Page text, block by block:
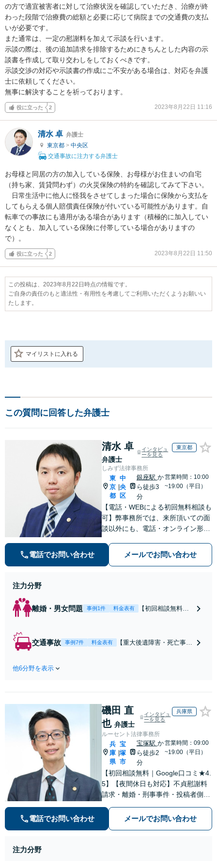
の方で適宜被害者に対して治療状況を確認していただき、治療が終
わった段階で治療費の総額と必要に応じて病院までの交通費の支払
いが必要です。
また通常は、一定の慰謝料を加えて示談を行います。
示談の際は、後の追加請求を排除するためにきちんとした内容の示
談書を作成して取り交わしをしておくべきです。
示談交渉の対応や示談書の作成にご不安がある場合は、対応を弁護
士に依頼してください。
無事に解決することを祈っております。
役に立った 2 2023年8月22日 11:16
清水 卓 弁護士
東京都 > 中央区
交通事故に注力する弁護士
お母様と同居の方の加入している保険、お母様がお住まいの自宅
（持ち家、賃貸問わず）の火災保険の特約を確認してみて下さい。
日常生活中に他人に怪我をさせてしまった場合に保険から支払を
してもらえる個人賠償責任保険が付いている可能性があります。自
転車での事故にも適用がある場合があります（積極的に加入してい
なくとも、加入している保険に付帯している場合がありますの
で）。
役に立った 2 2023年8月22日 11:50
この投稿は、2023年8月22日時点の情報です。
ご自身の責任のもと適法性・有用性を考慮してご利用いただくようお願いい
たします。
マイリストに入れる
この質問に回答した弁護士
清水 卓
弁護士
インタビュ
ーを見る
東京都
しみず法律事務所
東
京
都
|
中
央
区
銀座駅 か
ら徒歩3
分
営業時間：10:00
~19:00（平日）
【電話・WEBによる初回無料相談も
可】弊事務所では、来所頂いての面
談以外にも、電話・オンライン形式
弁護士にご相談頂くことで、今のご
不安が和らぐとともに、問題解決の
電話でお問い合わせ メールでお問い合わせ
注力分野
離婚・男女問題 事例1件 料金表有
【初回相談無料】
条件で離婚ができ
績あり」子の引渡
し・認知・親子関
係不存在確認など
もご相談下さい
【子連れ相談可】
交通事故 事例7件 料金表有
【重大後遺障害・死亡事案
談無料】【電話・オンライ
応・納得できる解決を」
「刑事裁判のニーズにも対
応」【休日・夜間相談可】
他6分野を表示
磯田 直
也 弁護士
インタビュ
ーを見る
兵庫県
ルーセント法律事務所
兵
庫
県
|
宝
塚
市
宝塚駅 か
ら徒歩2
分
営業時間：09:00
~19:00（平日）
【初回相談無料｜Google口コミ★4.
5】【夜間休日も対応】不貞慰謝料
請求・離婚・刑事事件・投稿者側発
数。オーダーメイドのサービスで問
題解決や事業の推進を強力にサポー
電話でお問い合わせ メールでお問い合わせ
注力分野